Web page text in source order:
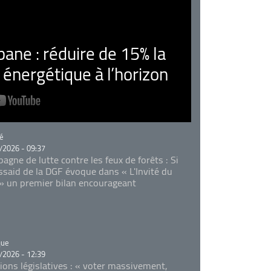
: réduire de 15% la
à l’horizon
- 09:37
de lutte contre les feux de forêts : Si
de la DGF évoque dans « L'Invité du
un premier bilan encourageant
- 12:39
législatives : « voter massivement,